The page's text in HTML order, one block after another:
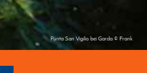
Punta San Vigilio bei Garda © Frank